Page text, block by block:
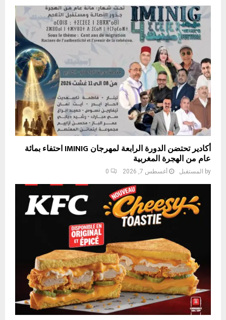
أكادير تحتضن الدورة الرابعة لمهرجان IMINIG احتفاء بمائة
عام من الهجرة المغربية
by المستقبل أغسطس 7, 2026 0